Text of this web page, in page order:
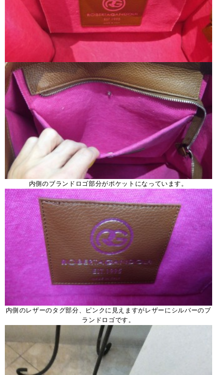
内側のブランドロゴ部分がポケットになっています。
内側のレザーのタグ部分、ピンクに見えますがレザーにシルバーのブ
ランドロゴです。